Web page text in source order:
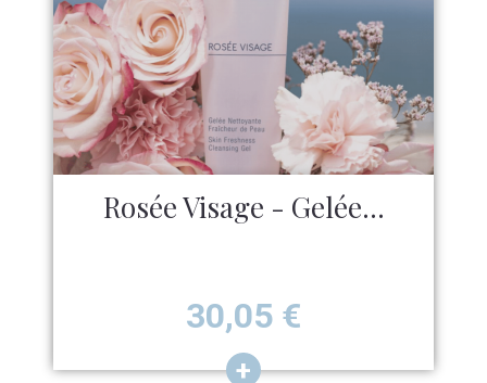
Rosée Visage - Gelée...
Prix
30,05 €